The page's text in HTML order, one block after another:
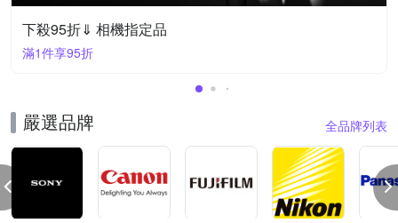
下殺95折⇓ 相機指定品
滿1件享95折
嚴選品牌 全品牌列表